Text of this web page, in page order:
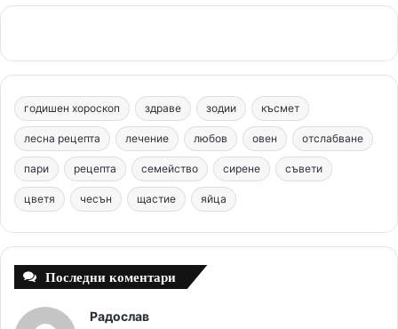
e
b
o
o
k
t
e
r
e
s
t
T
u
b
e
t
a
g
r
m
c
m
годишен хороскоп здраве зодии късмет
лесна рецепта лечение любов овен отслабване
пари рецепта семейство сирене съвети
цветя чесън щастие яйца
Последни коментари
Радослав